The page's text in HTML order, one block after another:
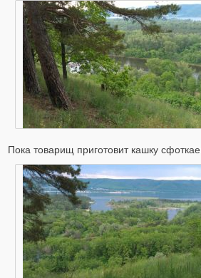
Пока товарищ приготовит кашку